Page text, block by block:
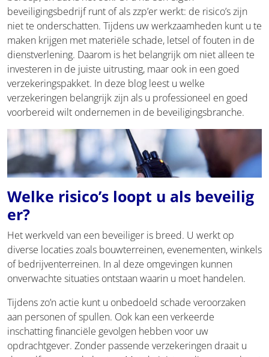
beveiligingsbedrijf runt of als zzp’er werkt: de risico’s zijn
niet te onderschatten. Tijdens uw werkzaamheden kunt u te
maken krijgen met materiële schade, letsel of fouten in de
dienstverlening. Daarom is het belangrijk om niet alleen te
investeren in de juiste uitrusting, maar ook in een goed
verzekeringspakket. In deze blog leest u welke
verzekeringen belangrijk zijn als u professioneel en goed
voorbereid wilt ondernemen in de beveiligingsbranche.
Welke risico’s loopt u als beveilig
er?
Het werkveld van een beveiliger is breed. U werkt op
diverse locaties zoals bouwterreinen, evenementen, winkels
of bedrijventerreinen. In al deze omgevingen kunnen
onverwachte situaties ontstaan waarin u moet handelen.
Tijdens zo’n actie kunt u onbedoeld schade veroorzaken
aan personen of spullen. Ook kan een verkeerde
inschatting financiële gevolgen hebben voor uw
opdrachtgever. Zonder passende verzekeringen draait u